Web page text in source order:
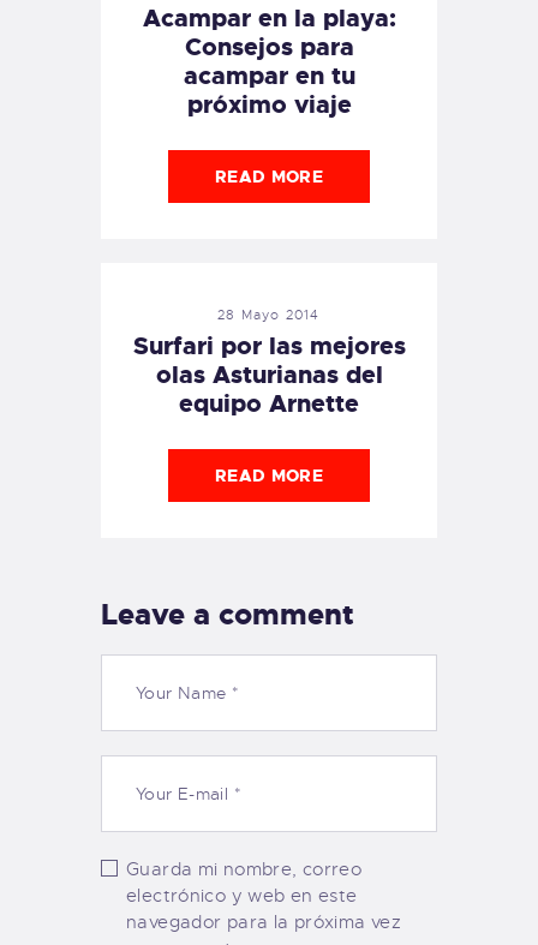
Acampar en la playa:
Consejos para
acampar en tu
próximo viaje
READ MORE
28 Mayo 2014
Surfari por las mejores
olas Asturianas del
equipo Arnette
READ MORE
Leave a comment
Guarda mi nombre, correo
electrónico y web en este
navegador para la próxima vez